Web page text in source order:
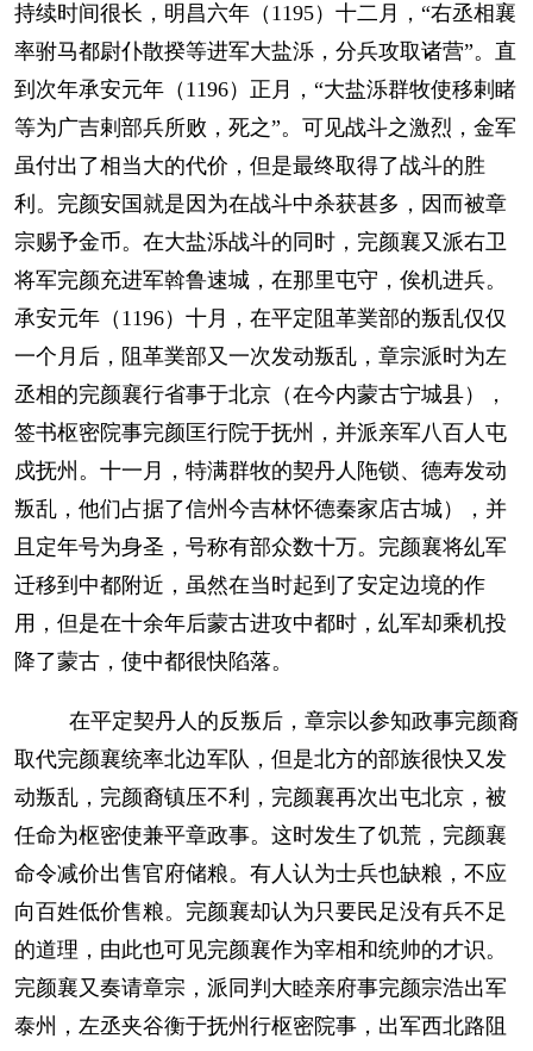
持续时间很长，明昌六年（1195）十二月，“右丞相襄
率驸马都尉仆散揆等进军大盐泺，分兵攻取诸营”。直
到次年承安元年（1196）正月，“大盐泺群牧使移剌睹
等为广吉剌部兵所败，死之”。可见战斗之激烈，金军
虽付出了相当大的代价，但是最终取得了战斗的胜
利。完颜安国就是因为在战斗中杀获甚多，因而被章
宗赐予金币。在大盐泺战斗的同时，完颜襄又派右卫
将军完颜充进军斡鲁速城，在那里屯守，俟机进兵。
承安元年（1196）十月，在平定阻革菐部的叛乱仅仅
一个月后，阻革菐部又一次发动叛乱，章宗派时为左
丞相的完颜襄行省事于北京（在今内蒙古宁城县），
签书枢密院事完颜匡行院于抚州，并派亲军八百人屯
戍抚州。十一月，特满群牧的契丹人陁锁、德寿发动
叛乱，他们占据了信州今吉林怀德秦家店古城），并
且定年号为身圣，号称有部众数十万。完颜襄将乣军
迁移到中都附近，虽然在当时起到了安定边境的作
用，但是在十余年后蒙古进攻中都时，乣军却乘机投
降了蒙古，使中都很快陷落。
在平定契丹人的反叛后，章宗以参知政事完颜裔
取代完颜襄统率北边军队，但是北方的部族很快又发
动叛乱，完颜裔镇压不利，完颜襄再次出屯北京，被
任命为枢密使兼平章政事。这时发生了饥荒，完颜襄
命令减价出售官府储粮。有人认为士兵也缺粮，不应
向百姓低价售粮。完颜襄却认为只要民足没有兵不足
的道理，由此也可见完颜襄作为宰相和统帅的才识。
完颜襄又奏请章宗，派同判大睦亲府事完颜宗浩出军
泰州，左丞夹谷衡于抚州行枢密院事，出军西北路阻